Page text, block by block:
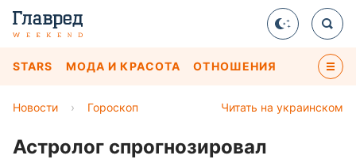
STARS МОДА И КРАСОТА ОТНОШЕНИЯ
Читать на украинском
Новости › Гороскоп
Астролог спрогнозировал